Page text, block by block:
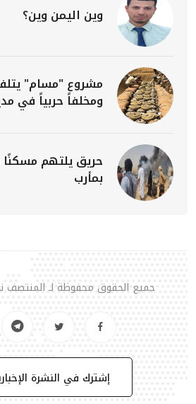
وين اليمن وين؟
ومخلفاً حربياً في
حريق يلتهم مسكنًا
بمأرب
جميع الحقوق محفوظة لـ المنتصف نت ©
إشترك في النشرة